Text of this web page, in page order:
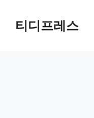
티디프레스